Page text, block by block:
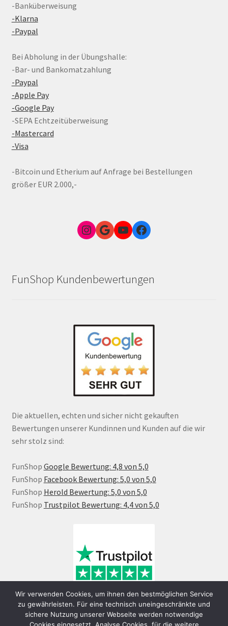
-Banküberweisung
-Klarna
-Paypal
Bei Abholung in der Übungshalle:
-Bar- und Bankomatzahlung
-Paypal
-Apple Pay
-Google Pay
-SEPA Echtzeitüberweisung
-Mastercard
-Visa
-Bitcoin und Etherium auf Anfrage bei Bestellungen
größer EUR 2.000,-
Instagram
Google Link zum FunShop WienYouTubeFacebook
FunShop Kundenbewertungen
Die aktuellen, echten und sicher nicht gekauften
Bewertungen unserer Kundinnen und Kunden auf die wir
sehr stolz sind:
FunShop Google Bewertung: 4,8 von 5,0
FunShop Facebook Bewertung: 5,0 von 5,0
FunShop Herold Bewertung: 5,0 von 5,0
FunShop Trustpilot Bewertung: 4,4 von 5,0
Wir verwenden Cookies, um ihnen den bestmöglichen Service
zu gewährleisten. Für eine technisch uneingeschränkte und
sichere Nutzung unserer Webseite werden notwendige